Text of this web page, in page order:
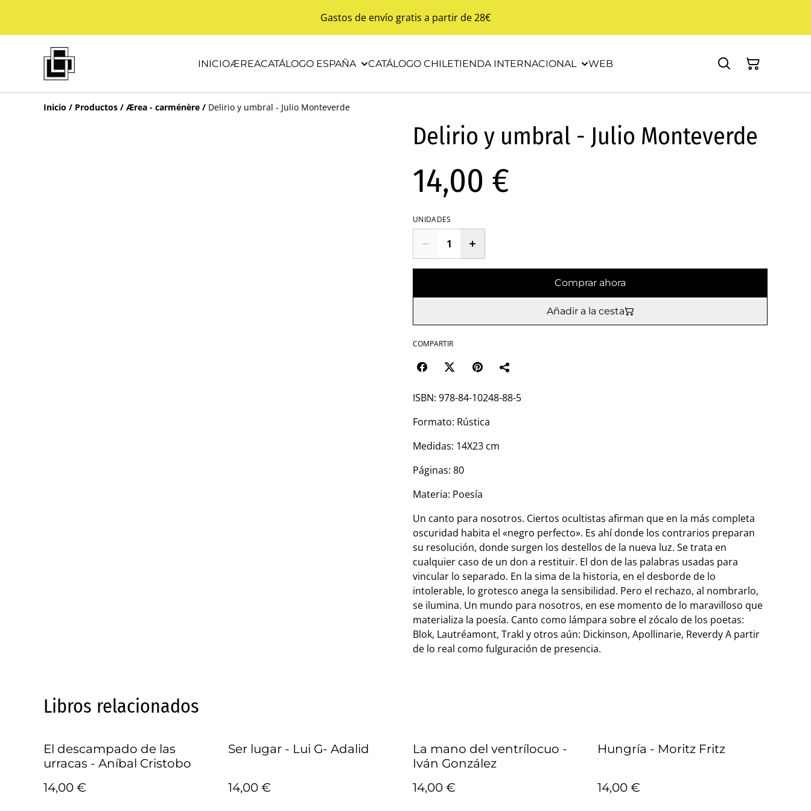
Gastos de envío gratis a partir de 28€
INICIOÆREACATÁLOGO ESPAÑA CATÁLOGO CHILETIENDA INTERNACIONAL WEB
Inicio / Productos / Ærea - carménère / Delirio y umbral - Julio Monteverde
Delirio y umbral - Julio Monteverde
14,00 €
UNIDADES
Comprar ahora
Añadir a la cesta
COMPARTIR
ISBN: 978-84-10248-88-5
Formato: Rústica
Medidas: 14X23 cm
Páginas: 80
Materia: Poesía
Un canto para nosotros. Ciertos ocultistas afirman que en la más completa
oscuridad habita el «negro perfecto». Es ahí donde los contrarios preparan
su resolución, donde surgen los destellos de la nueva luz. Se trata en
cualquier caso de un don a restituir. El don de las palabras usadas para
vincular lo separado. En la sima de la historia, en el desborde de lo
intolerable, lo grotesco anega la sensibilidad. Pero el rechazo, al nombrarlo,
se ilumina. Un mundo para nosotros, en ese momento de lo maravilloso que
materializa la poesía. Canto como lámpara sobre el zócalo de los poetas:
Blok, Lautréamont, Trakl y otros aún: Dickinson, Apollinarie, Reverdy A partir
de lo real como fulguración de presencia.
Libros relacionados
El descampado de las
urracas - Aníbal Cristobo
14,00 €
Ser lugar - Lui G- Adalid
14,00 €
La mano del ventrílocuo -
Iván González
14,00 €
Hungría - Moritz Fritz
14,00 €